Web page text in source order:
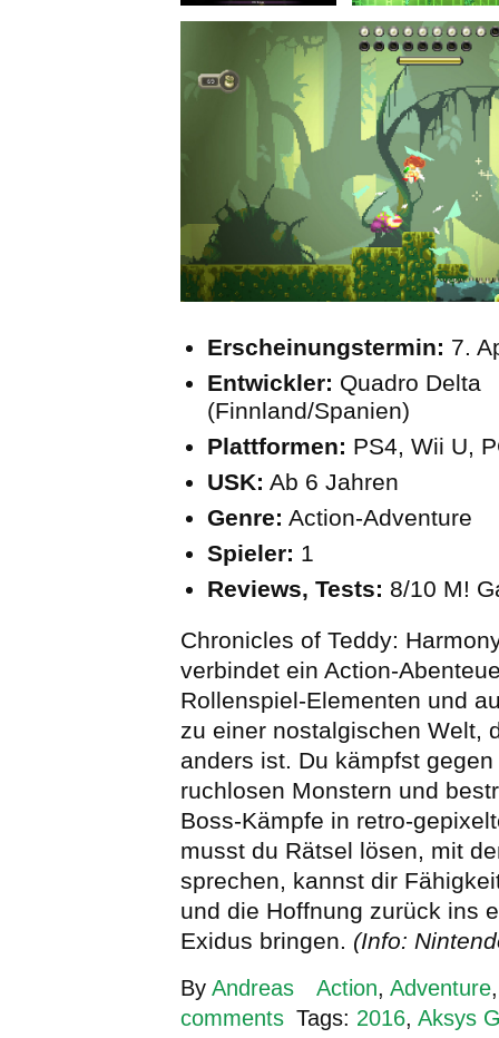
Erscheinungstermin: 7.
Entwickler: Quadro Delta
(Finnland/Spanien)
Plattformen: PS4, Wii U,
USK: Ab 6 Jahren
Genre: Action-Adventure
Spieler: 1
Reviews, Tests: 8/10 M!
Chronicles of Teddy:
verbindet ein Action-
Rollenspiel-Elementen und
zu einer nostalgischen Welt,
anders ist. Du kämpfst
ruchlosen Monstern und
Boss-Kämpfe in retro-
musst du Rätsel lösen, mit
sprechen, kannst dir
und die Hoffnung zurück ins
Exidus bringen. (Info:
By Andreas Action, Adventure
comments Tags: 2016, Aksys